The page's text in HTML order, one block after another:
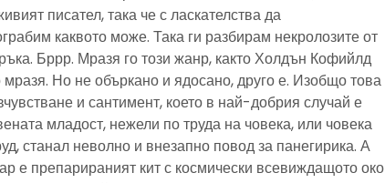
писател, така че с ласкателства да
каквото може. Така ги разбирам некролозите от
Бррр. Мразя го този жанр, както Холдън Кофийлд
Но не объркано и ядосано, друго е. Изобщо това
и сантимент, което в най-добрия случай е
младост, нежели по труда на човека, или човека
станал неволно и внезапно повод за панегирика. А
е препарираният кит с космически всевиждащото око